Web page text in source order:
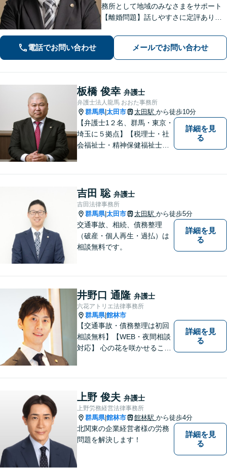
務所として地域のみなさまをサポート
【離婚問題】話しやすさに定評あり！1
イス【インターネット】スピーディー
な対応で円滑な解決を目指します【桶
川駅6分】【オンライン相談OK】
電話でお問い合わせ メールでお問い合わせ
板橋 俊幸 弁護士
弁護士法人龍馬 おおた事務所
群馬県|太田市 太田駅 から徒歩10分
【弁護士1２名、群馬・東京・
埼玉に５拠点】【税理士・社
会福祉士・精神保健福祉士が
能】
詳細を見
る
吉田 聡 弁護士
吉田法律事務所
群馬県|太田市 太田駅 から徒歩5分
交通事故、相続、債務整理
（破産・個人再生・過払）は
相談無料です。
詳細を見
る
井野口 通隆 弁護士
六花アトリエ法律事務所
群馬県|館林市
【交通事故・債務整理は初回
相談無料】【WEB・夜間相談
対応】 心の花を咲かせること
一会を大事にし、あなたとの
縁を心からお待ちしていま
す。
詳細を見
る
上野 俊夫 弁護士
上野労務経営法律事務所
群馬県|館林市 館林駅 から徒歩4分
北関東の企業経営者様の労務
問題を解決します！
詳細を見
る